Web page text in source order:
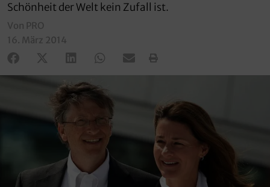
Schönheit der Welt kein Zufall ist.
Von PRO
16. März 2014